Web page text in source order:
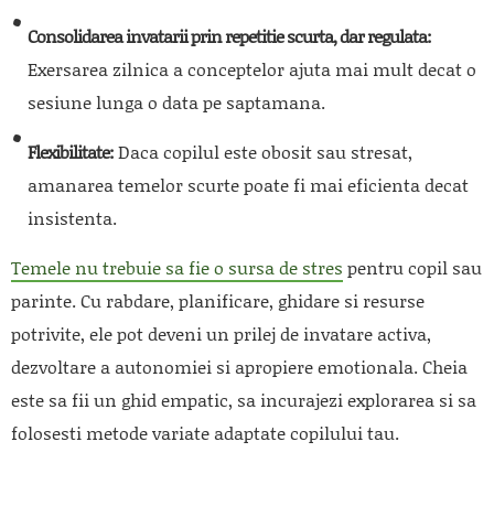
Consolidarea invatarii prin repetitie scurta, dar regulata:
Exersarea zilnica a conceptelor ajuta mai mult decat o
sesiune lunga o data pe saptamana.
Flexibilitate:Daca copilul este obosit sau stresat,
amanarea temelor scurte poate fi mai eficienta decat
insistenta.
Temele nu trebuie sa fie o sursa de stres pentru copil sau
parinte. Cu rabdare, planificare, ghidare si resurse
potrivite, ele pot deveni un prilej de invatare activa,
dezvoltare a autonomiei si apropiere emotionala. Cheia
este sa fii un ghid empatic, sa incurajezi explorarea si sa
folosesti metode variate adaptate copilului tau.